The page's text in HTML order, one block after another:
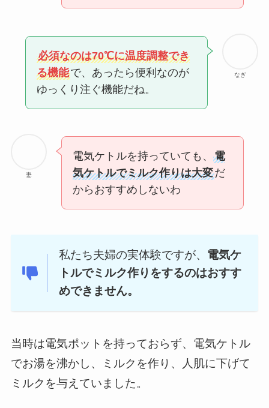
なぎ
必須なのは70℃に温度調整でき
る機能で、あったら便利なのが
ゆっくり注ぐ機能だね。
妻
電気ケトルを持っていても、 電
気ケトルでミルク作りは大変だ
からおすすめしないわ
私たち夫婦の実体験ですが、
電気ケ
トルでミルク作りをするのはおすす
めできません。
当時は電気ポットを持っておらず、電気ケトル
でお湯を沸かし、ミルクを作り、人肌に下げて
ミルクを与えていました。